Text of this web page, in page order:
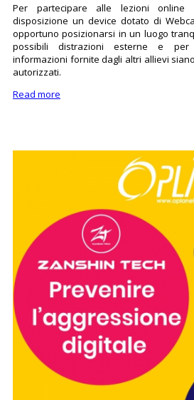
Per partecipare alle lezioni
disposizione un device dotato di
opportuno posizionarsi in un luogo
possibili distrazioni esterne e
informazioni fornite dagli altri allievi
autorizzati.
Read more